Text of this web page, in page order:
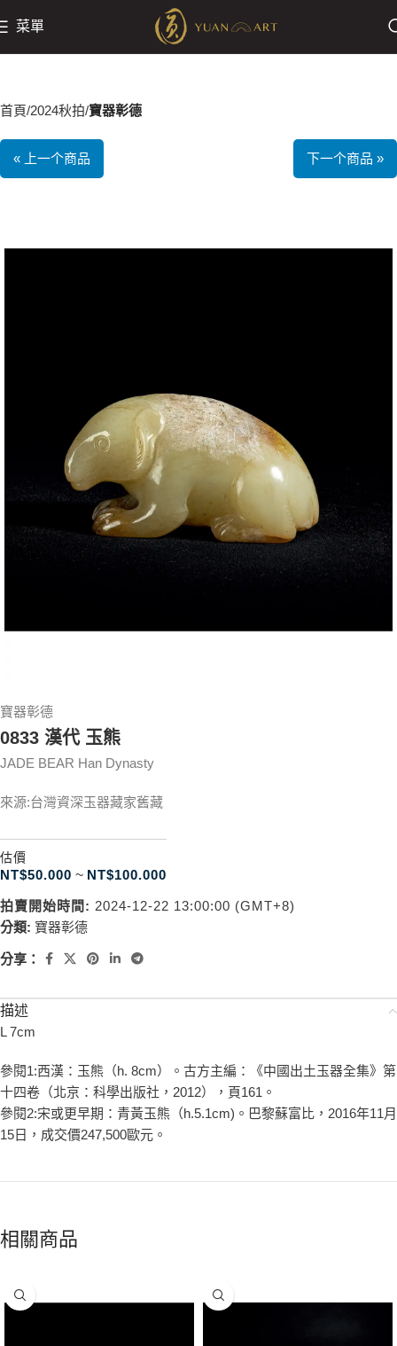
菜單
首頁 2024秋拍 寶器彰德
« 上一个商品 下一个商品 »
寶器彰德
0833 漢代 玉熊
JADE BEAR Han Dynasty
來源:台灣資深玉器藏家舊藏
估價
NT$50.000 ~ NT$100.000
拍賣開始時間: 2024-12-22 13:00:00 (GMT+8)
分類: 寶器彰德
分享：
描述
L 7cm
參閱1:西漢：玉熊（h. 8cm）。古方主編：《中國出土玉器全集》第
十四卷（北京：科學出版社，2012），頁161。
參閱2:宋或更早期：青黃玉熊（h.5.1cm)。巴黎蘇富比，2016年11月
15日，成交價247,500歐元。
相關商品